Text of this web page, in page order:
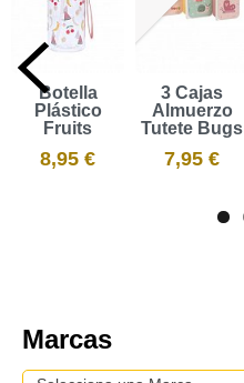
Botella
Plástico
Fruits
8,95 €
3 Cajas
Almuerzo
Tutete Bugs
7,95 €
Marcas